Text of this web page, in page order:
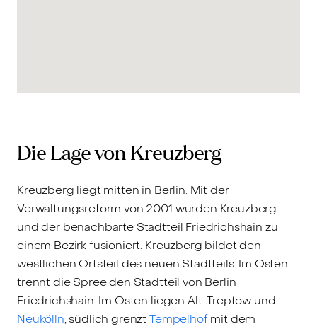
Die Lage von Kreuzberg
Kreuzberg liegt mitten in Berlin. Mit der
Verwaltungsreform von 2001 wurden Kreuzberg
und der benachbarte Stadtteil Friedrichshain zu
einem Bezirk fusioniert. Kreuzberg bildet den
westlichen Ortsteil des neuen Stadtteils. Im Osten
trennt die Spree den Stadtteil von Berlin
Friedrichshain. Im Osten liegen Alt-Treptow und
Neukölln, südlich grenztTempelhofmit dem